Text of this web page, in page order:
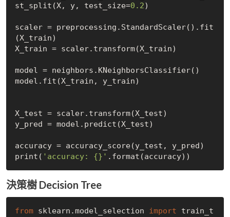
st_split(X, y, test_size=0.2)
scaler = preprocessing.StandardScaler().fit
(X_train)
X_train = scaler.transform(X_train)
model = neighbors.KNeighborsClassifier()
model.fit(X_train, y_train)
X_test = scaler.transform(X_test)
y_pred = model.predict(X_test)
accuracy = accuracy_score(y_test, y_pred)
print( 'accuracy: {}'
決策樹 Decision Tree
from sklearn.model_selection import train_t